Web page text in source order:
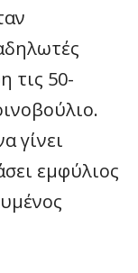
τις 50-
γίνει
εμφύλιος